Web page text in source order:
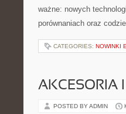
ważne: nowych
porównaniach oraz
CATEGORIES: NOWINKI
AKCESORIA
POSTED BY ADMIN